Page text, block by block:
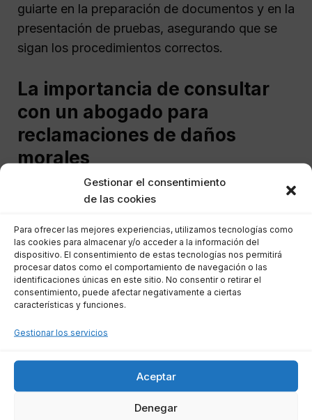
Gestionar el consentimiento
de las cookies
Para ofrecer las mejores experiencias, utilizamos tecnologías como
las cookies para almacenar y/o acceder a la información del
dispositivo. El consentimiento de estas tecnologías nos permitirá
procesar datos como el comportamiento de navegación o las
identificaciones únicas en este sitio. No consentir o retirar el
consentimiento, puede afectar negativamente a ciertas
características y funciones.
Gestionar los servicios
Aceptar
Denegar
guiarte en la preparación de documentos y en la
presentación de pruebas, asegurando que se
sigan los procedimientos correctos.
La importancia de consultar
con un abogado para
reclamaciones de daños
morales
Consultar con un abogado es altamente
daños morales. La complejidad del proceso
legal y la necesidad de presentar pruebas
adecuadas hacen que la experiencia de un
profesional sea esencial.
Un abogado especializado no solo puede
situación, sino que también te ayudará a
entender las implicaciones legales de tu caso.
Además, podrá asesorarte sobre la mejor